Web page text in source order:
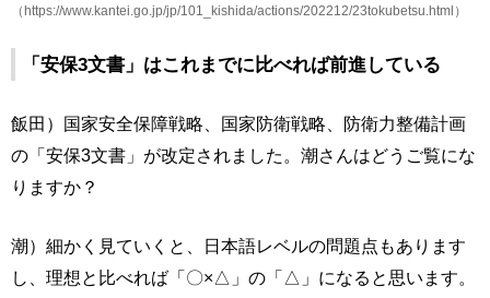
（https://www.kantei.go.jp/jp/101_kishida/actions/202212/23tokubetsu.html）
「安保3文書」はこれまでに比べれば前進している
飯田）国家安全保障戦略、国家防衛戦略、防衛力整備計画
の「安保3文書」が改定されました。潮さんはどうご覧にな
りますか？
潮）細かく見ていくと、日本語レベルの問題点もあります
し、理想と比べれば「〇×△」の「△」になると思います。